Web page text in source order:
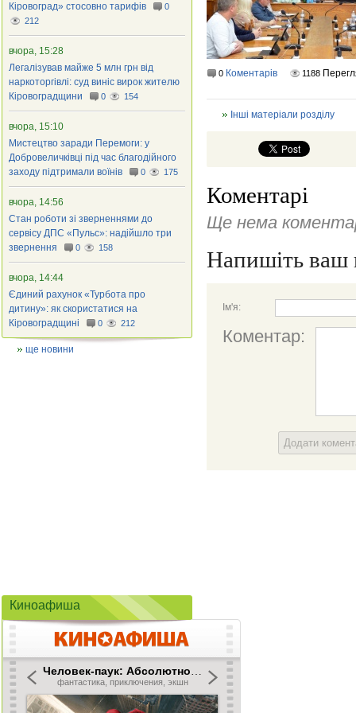
0 Коментарів 1188
Інші матеріали розділу
Коментарі
Ще нема
Напишіть ваш
Ім'я:
Коментар:
Додати
Кіровоград» стосовно тарифів
0
212
вчора, 15:28
Легалізував майже 5 млн грн від
наркоторгівлі: суд виніс вирок жителю
Кіровоградщини
0 154
вчора, 15:10
Мистецтво заради Перемоги: у
Добровеличківці під час благодійного
заходу підтримали воїнів
0 175
вчора, 14:56
Стан роботи зі зверненнями до
сервісу ДПС «Пульс»: надійшло три
звернення
0 158
вчора, 14:44
Єдиний рахунок «Турбота про
дитину»: як скористатися на
Кіровоградщині
0 212
ще новини
Киноафиша